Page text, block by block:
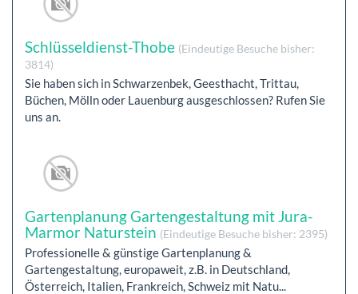
Schlüsseldienst-Thobe (Eindeutige Besuche bisher:
3814)
Sie haben sich in Schwarzenbek, Geesthacht, Trittau,
Büchen, Mölln oder Lauenburg ausgeschlossen? Rufen Sie
uns an.
Gartenplanung Gartengestaltung mit Jura-
Marmor Naturstein (Eindeutige Besuche bisher: 2395)
Professionelle & günstige Gartenplanung &
Gartengestaltung, europaweit, z.B. in Deutschland,
Österreich, Italien, Frankreich, Schweiz mit Natu...